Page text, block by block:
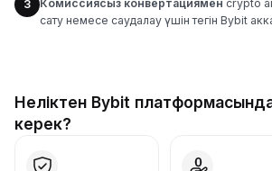
3 Комиссиясыз конвертациямен crypto
сату немесе саудалау үшін тегін Bybit
Неліктен Bybit
керек?